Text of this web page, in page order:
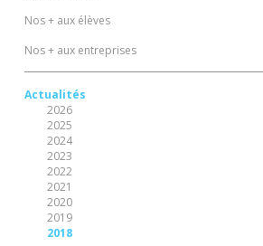
Nos + aux élèves
Nos + aux entreprises
Actualités
2026
2025
2024
2023
2022
2021
2020
2019
2018